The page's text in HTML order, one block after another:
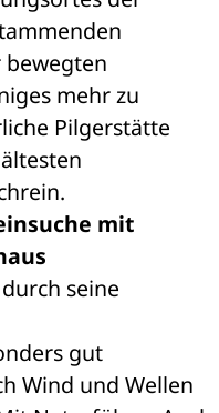
bewegten
mehr zu
Pilgerstätte
mit
seine
gut
Wind und Wellen